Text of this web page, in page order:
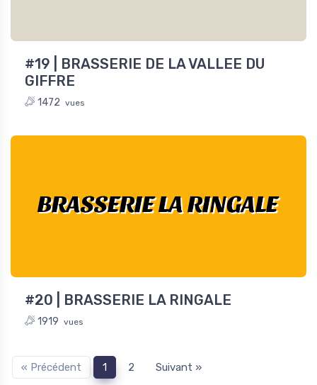
#19 | BRASSERIE DE LA VALLEE DU
GIFFRE
1472 vues
BRASSERIE LA RINGALE
#20 | BRASSERIE LA RINGALE
1919 vues
« Précédent 1 2 Suivant »